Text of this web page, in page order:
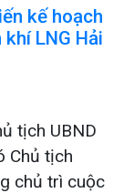
kế hoạch
LNG Hải
tịch UBND
Chủ tịch
chủ trì cuộc